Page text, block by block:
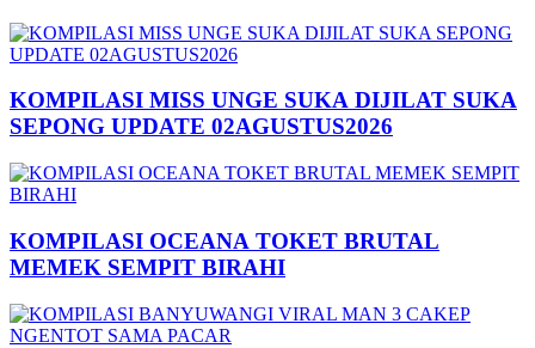
KOMPILASI MISS UNGE SUKA DIJILAT SUKA
SEPONG UPDATE 02AGUSTUS2026
KOMPILASI OCEANA TOKET BRUTAL
MEMEK SEMPIT BIRAHI